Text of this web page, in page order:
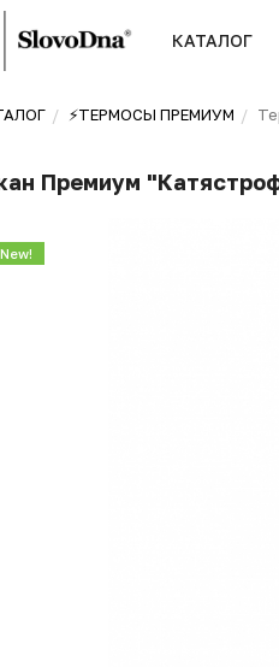
КАТАЛОГ
⚡️ТЕРМОСЫ ПРЕМИУМ
Премиум
New!